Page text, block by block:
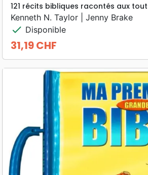
121 récits bibliques racontés aux
Kenneth N. Taylor | Jenny Brake
check Disponible
Prix
31,19 CHF